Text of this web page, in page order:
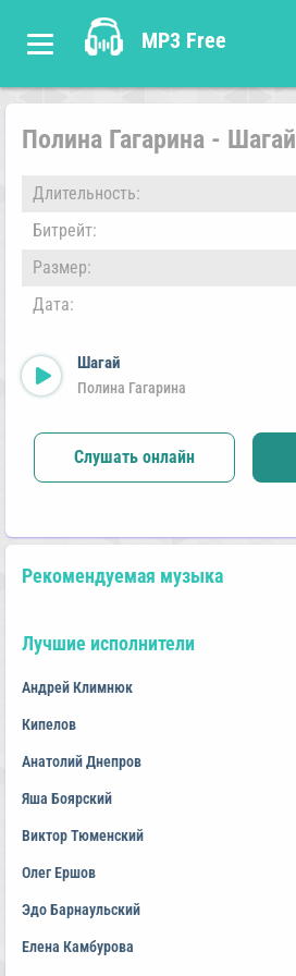
MP3 Free
Полина Гагарина - Шагай
Длительность:
Битрейт:
Размер:
Дата:
Шагай
Полина Гагарина
Слушать онлайн
Рекомендуемая музыка
Лучшие исполнители
Андрей Климнюк
Кипелов
Анатолий Днепров
Яша Боярский
Виктор Тюменский
Олег Ершов
Эдо Барнаульский
Елена Камбурова